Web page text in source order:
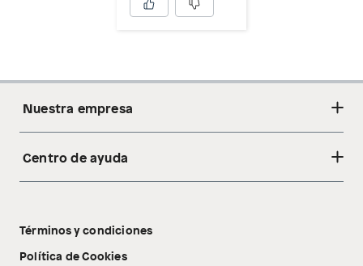
Nuestra empresa
Acerca de nosotros
Tecnología Pillow Walk
Centro de ayuda
Libro de reclamaciones
Términos y condiciones
Política de Cookies